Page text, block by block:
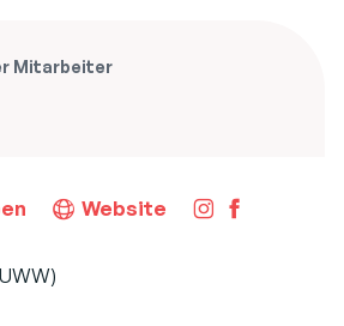
Mitarbeiter
Website